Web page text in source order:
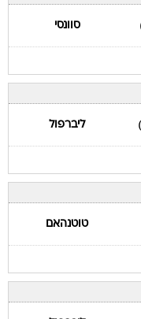
סוונסי
ליברפול
טוטנהאם